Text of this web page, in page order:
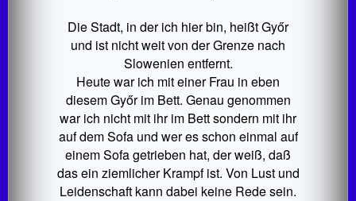
Die Stadt, in der ich hier bin, heißt Győr
und ist nicht weit von der Grenze nach
Slowenien entfernt.
Heute war ich mit einer Frau in eben
diesem Győr im Bett. Genau genommen
war ich nicht mit ihr im Bett sondern mit ihr
auf dem Sofa und wer es schon einmal auf
einem Sofa getrieben hat, der weiß, daß
das ein ziemlicher Krampf ist. Von Lust und
Leidenschaft kann dabei keine Rede sein.